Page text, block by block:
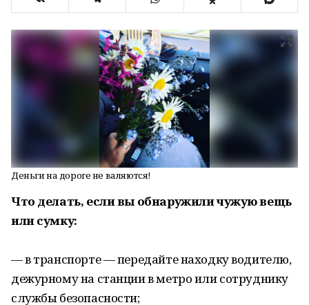
Деньги на дороге не валяются!
Что делать, если вы обнаружили чужую вещь
или сумку:
— в транспорте — передайте находку водителю,
дежурному на станции в метро или сотруднику
службы безопасности;